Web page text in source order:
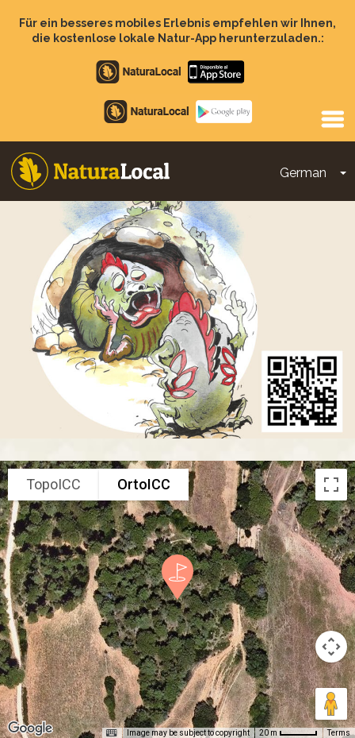
zumFür ein besseres mobiles Erlebnis empfehlen wir Ihnen,
die kostenlose lokale Natur-App herunterzuladen.:
Apple
store
Google
Play
German
Main
navigation
TopoICC OrtoICC
Image may be subject to copyright 20 m Terms